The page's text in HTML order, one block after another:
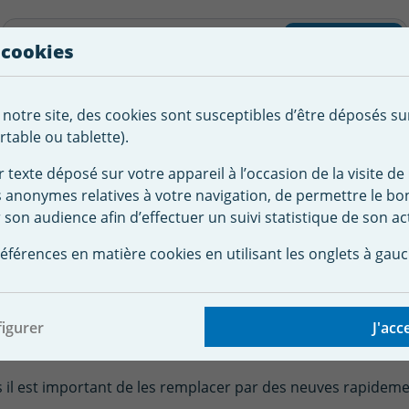
de Robot
Piscine
Chauffage & Couverture Autour de la
de sécurité pour piscine Bâche à barre piscine sur
couverture sécurité
indispensable lorsqu'on est propriétaire de piscines. Elle
d'un moteur pour les couverture automatiques, cela
au bon fonctionnement de la couverture.
il est important de les remplacer par des neuves
site, des cookies sont susceptibles d’être déposés
ou tablette).
texte déposé sur votre appareil à l’occasion de la visite
relatives à votre navigation, de permettre le
audience afin d’effectuer un suivi statistique de son
en matière cookies en utilisant les onglets à